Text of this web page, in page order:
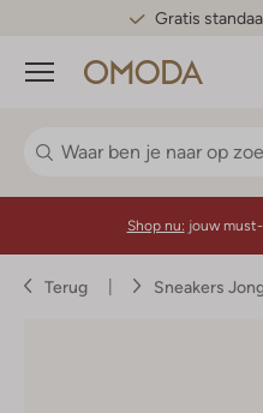
Gratis
Menu
Shop nu: jouw
Terug Sneakers